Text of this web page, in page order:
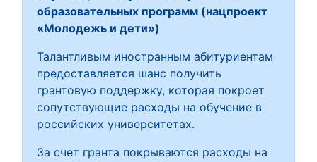
образовательных программ (нацпроект
«Молодежь и дети»)
Талантливым иностранным абитуриентам
предоставляется шанс получить
грантовую поддержку, которая покроет
сопутствующие расходы на обучение в
российских университетах.
За счет гранта покрываются расходы на